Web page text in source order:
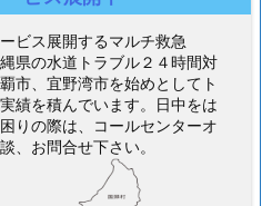
ビス展開するマルチ救急
県の水道トラブル２４時間対
市、宜野湾市を始めとしてト
績を積んでいます。日中をは
りの際は、コールセンターオ
、お問合せ下さい。